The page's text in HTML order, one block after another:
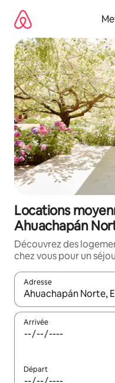
directement
contenu
Locations
Ahuachapán
Découvrez des
chez vous pour un
Adresse
Lorsque les résultats
Arrivée
Départ